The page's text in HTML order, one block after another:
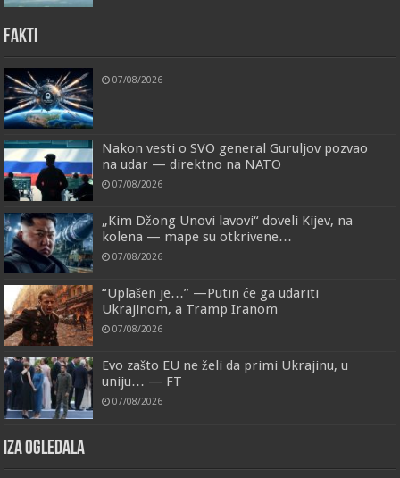
FAKTI
07/08/2026
Nakon vesti o SVO general Guruljov pozvao
na udar — direktno na NATO
07/08/2026
„Kim Džong Unovi lavovi“ doveli Kijev, na
kolena — mape su otkrivene…
07/08/2026
“Uplašen je…” —Putin će ga udariti
Ukrajinom, a Tramp Iranom
07/08/2026
Evo zašto EU ne želi da primi Ukrajinu, u
uniju… — FT
07/08/2026
IZA OGLEDALA